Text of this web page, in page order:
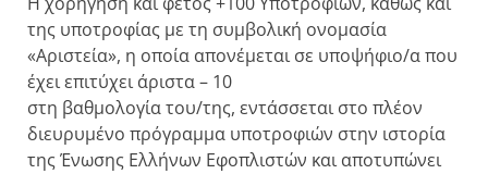
της υποτροφίας με τη συμβολική ονομασία
«Αριστεία», η οποία απονέμεται σε υποψήφιο/α που
έχει επιτύχει άριστα – 10
στη βαθμολογία του/της, εντάσσεται στο πλέον
διευρυμένο πρόγραμμα υποτροφιών στην ιστορία
της Ένωσης Ελλήνων Εφοπλιστών και αποτυπώνει